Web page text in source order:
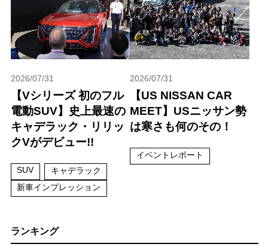
2026/07/31
【Vシリーズ 初のフル
電動SUV】史上最速の
キャデラック・リリッ
クVがデビュー!!
SUV
キャデラック
新車インプレッション
2026/07/31
【US NISSAN CAR
MEET】USニッサン勢
は寒さも何のその！
イベントレポート
ランキング